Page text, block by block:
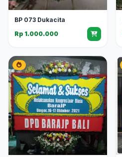
BP 073 Dukacita
Rp 1.000.000